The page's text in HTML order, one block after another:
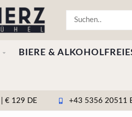
BIERE &
| € 129 DE +43 5356 20511